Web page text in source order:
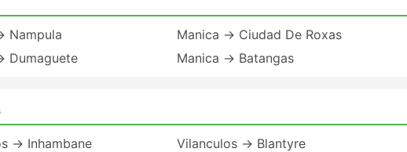
Nampula
Dumaguete
Manica → Ciudad De Roxas
Manica → Batangas
→ Inhambane
Vilanculos → Blantyre